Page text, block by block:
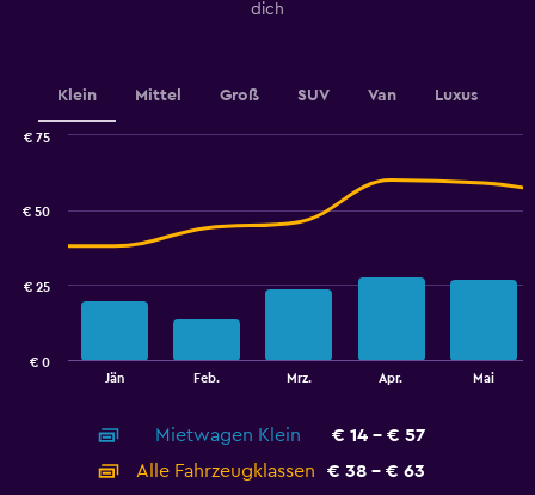
displaying
values.
Range:
20.
dich
Klein Mittel Groß SUV Van Luxus
displaying
categories.
Jän Feb. Mrz. Apr. Mai
€ 0
€ 25
€ 50
€ 75
End
Mietwagen Klein
€ 14 - € 57
Alle Fahrzeugklassen
€ 38 - € 63